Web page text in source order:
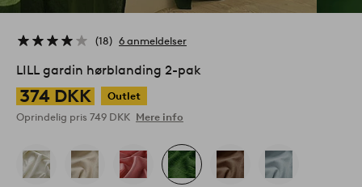
18 6 anmeldelser
LILL gardin hørblanding 2-pak
374 DKK
Outlet
Oprindelig pris 749 DKK Mere info